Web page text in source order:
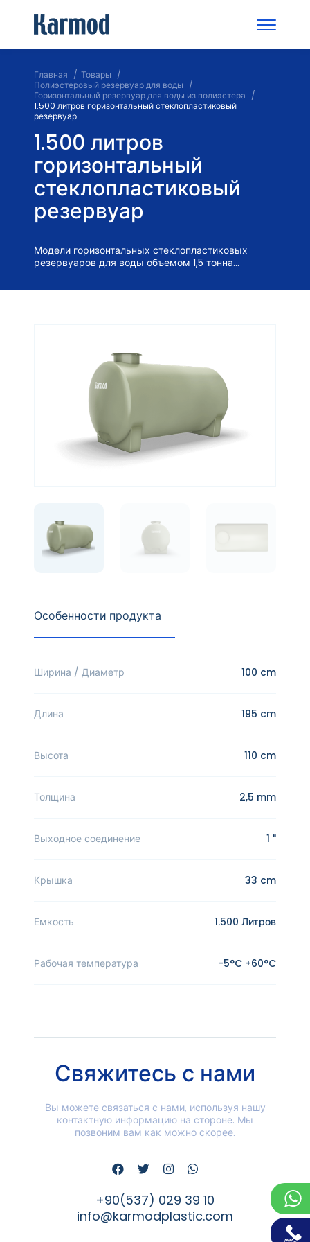
Главная
Товары
Полиэстеровый резервуар для воды
Горизонтальный резервуар для воды из полиэстера
1.500 литров горизонтальный стеклопластиковый
резервуар
1.500 литров
горизонтальный
стеклопластиковый
резервуар
Модели горизонтальных стеклопластиковых
резервуаров для воды объемом 1,5 тонна...
Особенности продукта
Ширина / Диаметр 100 cm
Длина 195 cm
Высота 110 cm
Толщина 2,5 mm
Выходное соединение 1 "
Крышка 33 cm
Емкость 1.500 Литров
Рабочая температура -5°C +60°C
Свяжитесь с нами
Вы можете связаться с нами, используя нашу
контактную информацию на стороне. Мы
позвоним вам как можно скорее.
+90(537) 029 39 10
info@karmodplastic.com